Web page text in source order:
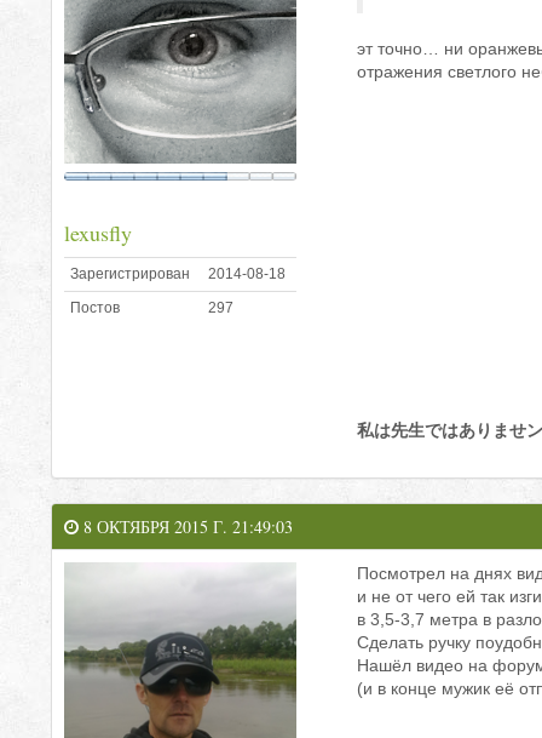
lexusfly
Зарегистрирован
2014-08-18
Постов
297
эт точно… ни
отражения светлого
私は先生ではありませン
8 ОКТЯБРЯ 2015 Г. 21:49:03
Посмотрел на днях
и не от чего ей так
в 3,5-3,7 метра в
Сделать ручку
Нашёл видео на
(и в конце мужик её